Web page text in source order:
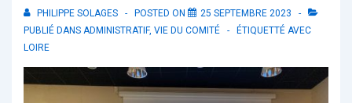
PHILIPPE SOLAGES POSTED ON
25 SEPTEMBRE 2023
PUBLIÉ DANS ADMINISTRATIF, VIE DU COMITÉ
ÉTIQUETTÉ AVEC
LOIRE